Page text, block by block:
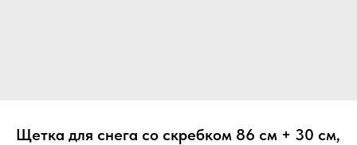
Щетка для снега со скребком 86 см + 30 см,